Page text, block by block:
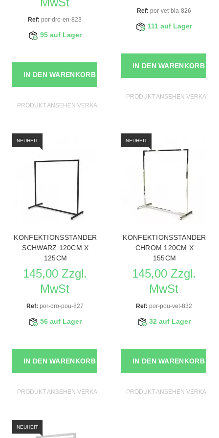
Ref: por-dro-en-823
95 auf Lager
IN DEN WARENKORB
PRODUKT ANSEHEN VERKAUFSSTANDER
Ref: por-vet-bla-826
111 auf Lager
IN DEN WARENKORB
PRODUKT ANSEHEN
NEUHEIT
KONFEKTIONSSTANDER
SCHWARZ 120CM X
125CM
145,00 Zzgl.
MwSt
Ref: por-dro-pou-827
56 auf Lager
IN DEN WARENKORB
PRODUKT ANSEHEN VERKAUFSSTANDER
NEUHEIT
KONFEKTIONSSTANDER
CHROM 120CM X
155CM
145,00 Zzgl.
MwSt
Ref: por-pou-vet-832
32 auf Lager
IN DEN WARENKORB
PRODUKT ANSEHEN
NEUHEIT